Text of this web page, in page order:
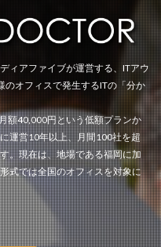
ィアファイブが運営する、ITアウ
のオフィスで発生するITの「分か
額40,000円という低額プランか
運営10年以上、月間100社を超
。現在は、地場である福岡に加
式では全国のオフィスを対象に